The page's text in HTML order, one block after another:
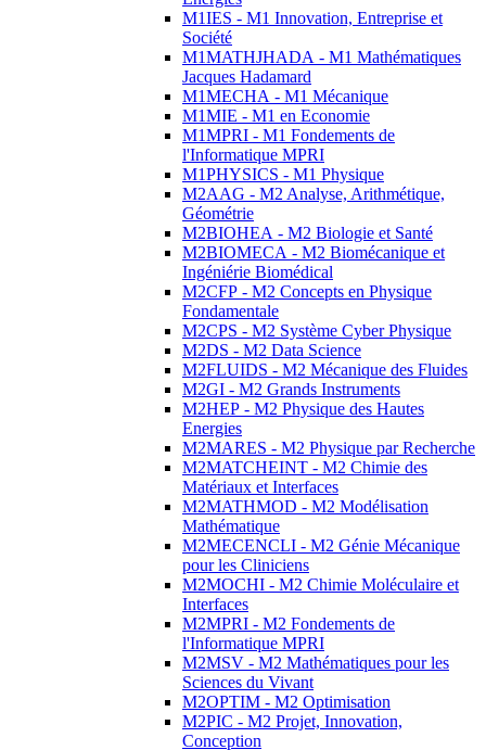
M1IES - M1 Innovation, Entreprise et
Société
M1MATHJHADA - M1 Mathématiques
Jacques Hadamard
M1MECHA - M1 Mécanique
M1MIE - M1 en Economie
M1MPRI - M1 Fondements de
l'Informatique MPRI
M1PHYSICS - M1 Physique
M2AAG - M2 Analyse, Arithmétique,
Géométrie
M2BIOHEA - M2 Biologie et Santé
M2BIOMECA - M2 Biomécanique et
Ingéniérie Biomédical
M2CFP - M2 Concepts en Physique
Fondamentale
M2CPS - M2 Système Cyber Physique
M2DS - M2 Data Science
M2FLUIDS - M2 Mécanique des Fluides
M2GI - M2 Grands Instruments
M2HEP - M2 Physique des Hautes
Energies
M2MARES - M2 Physique par Recherche
M2MATCHEINT - M2 Chimie des
Matériaux et Interfaces
M2MATHMOD - M2 Modélisation
Mathématique
M2MECENCLI - M2 Génie Mécanique
pour les Cliniciens
M2MOCHI - M2 Chimie Moléculaire et
Interfaces
M2MPRI - M2 Fondements de
l'Informatique MPRI
M2MSV - M2 Mathématiques pour les
Sciences du Vivant
M2OPTIM - M2 Optimisation
M2PIC - M2 Projet, Innovation,
Conception